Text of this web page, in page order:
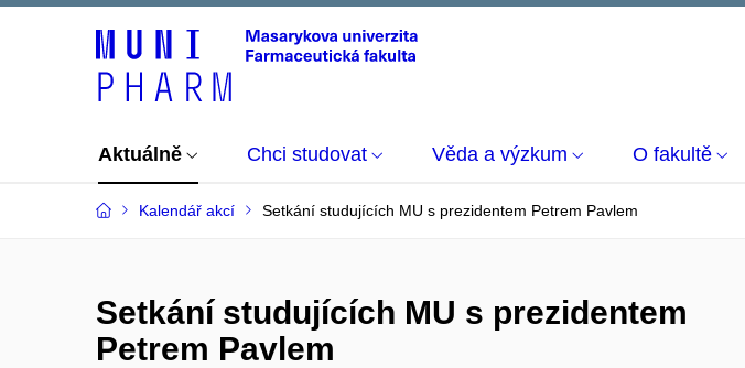
Aktuálně Chci studovat Věda a výzkum O fakultě
Kalendář akcí Setkání studujících MU s prezidentem Petrem Pavlem
Setkání studujících MU s prezidentem
Petrem Pavlem